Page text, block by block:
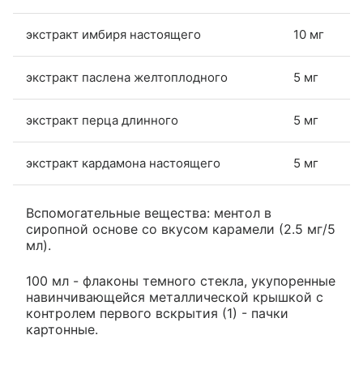
экстракт имбиря настоящего 10 мг
экстракт паслена желтоплодного 5 мг
экстракт перца длинного 5 мг
экстракт кардамона настоящего 5 мг
Вспомогательные вещества: ментол в
сиропной основе со вкусом карамели (2.5 мг/5
мл).
100 мл - флаконы темного стекла, укупоренные
навинчивающейся металлической крышкой с
контролем первого вскрытия (1) - пачки
картонные.